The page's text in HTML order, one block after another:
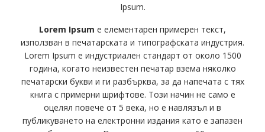
Ipsum.
Lorem Ipsum е елементарен примерен текст,
използван в печатарската и типографската индустрия.
Lorem Ipsum е индустриален стандарт от около 1500
година, когато неизвестен печатар взема няколко
печатарски букви и ги разбърква, за да напечата с тях
книга с примерни шрифтове. Този начин не само е
оцелял повече от 5 века, но е навлязъл и в
публикуването на електронни издания като е запазен